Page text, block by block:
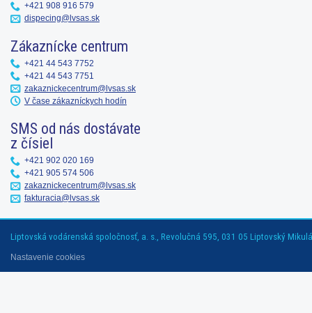
+421 908 916 579
dispecing@lvsas.sk
Zákaznícke centrum
+421 44 543 7752
+421 44 543 7751
zakaznickecentrum@lvsas.sk
V čase zákazníckych hodín
SMS od nás dostávate
z čísiel
+421 902 020 169
+421 905 574 506
zakaznickecentrum@lvsas.sk
fakturacia@lvsas.sk
Liptovská vodárenská spoločnosť, a. s., Revolučná 595, 031 05 Liptovský
Nastavenie cookies